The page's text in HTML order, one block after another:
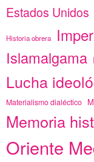
Estados Unidos
Historia obrera
Islamalgama
Lucha
Materialismo dialéctico
Memoria
Oriente